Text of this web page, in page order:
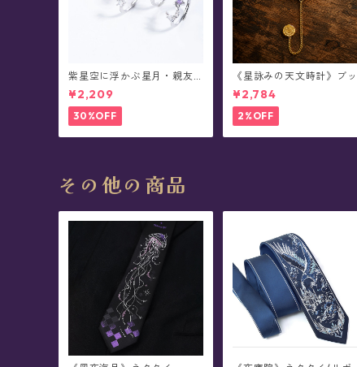
紫星空に浮かぶ星月・親友
リング
¥2,209
30%OFF
《星詠みの天文時計》ブッ
クマーカー(全3種)
¥2,784
2%OFF
その他の商品